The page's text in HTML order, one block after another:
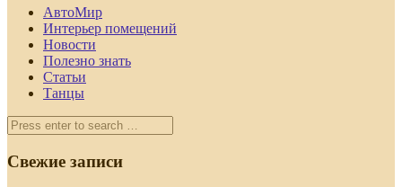
АвтоМир
Интерьер помещений
Новости
Полезно знать
Статьи
Танцы
Свежие записи